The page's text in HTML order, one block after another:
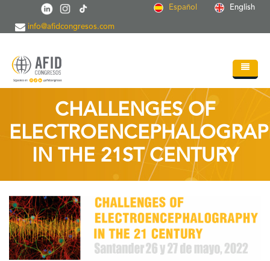
Pasar al contenido principal Español English
info@afidcongresos.com
Quiénes somos
Servicios
Soc.Científicas
Blog
Contacto
CHALLENGES OF
IN THE 21ST CENTURY